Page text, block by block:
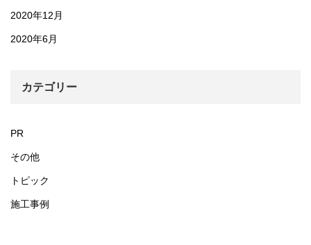
2020年12月
2020年6月
カテゴリー
PR
その他
トピック
施工事例